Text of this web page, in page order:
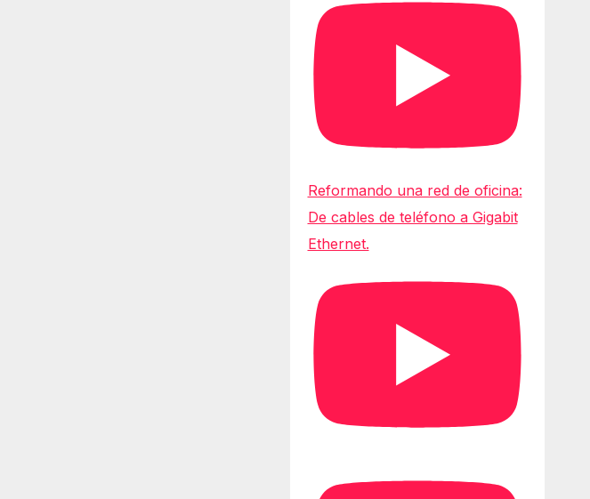
Reformando una red de oficina:
De cables de teléfono a Gigabit
Ethernet.